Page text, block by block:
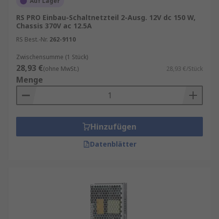
Schaltnetzteil 12V kaufen
Beim Kauf eines Schaltnetzteils 12V sollten Sie
insbesondere auf Ausgangsspannung,
Ausgangsstrom, Leistung, Bauform und
Montageart achten. Je nach Einsatzbereich
können außerdem Schutzfunktionen gegen
Überlastung, Kurzschluss oder Überspannung
Steuerungen oder elektronischen Systemen
empfiehlt sich die Auswahl eines Modells, das
ausreichend Leistungsreserven für einen
Schaltnetzteil 24V für industrielle
RS PRO Einbau-Schaltnetzteil 2-Ausg. 12V dc 150 W,
Chassis 370V ac 12.5A
RS Best.-Nr. 262-9110
Zwischensumme (1 Stück)
28,93 €(ohne MwSt.) 28,93 €/Stück
Menge
Hinzufügen
Datenblätter